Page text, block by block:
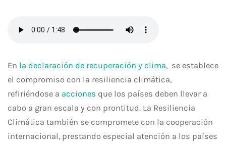
En la declaración de recuperación y clima, se establece
el compromiso con la resiliencia climática,
refiriéndose a acciones que los países deben llevar a
cabo a gran escala y con prontitud. La Resiliencia
Climática también se compromete con la cooperación
internacional, prestando especial atención a los países